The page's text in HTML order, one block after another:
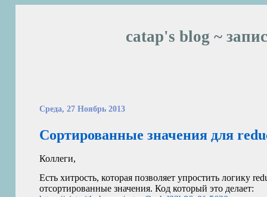
catap's blog ~
Среда, 27 Ноябрь 2013
Сортированные значения для
Коллеги,
Есть хитрость, которая позволяет упростить логику
отсортированные значения. Код который это делает: